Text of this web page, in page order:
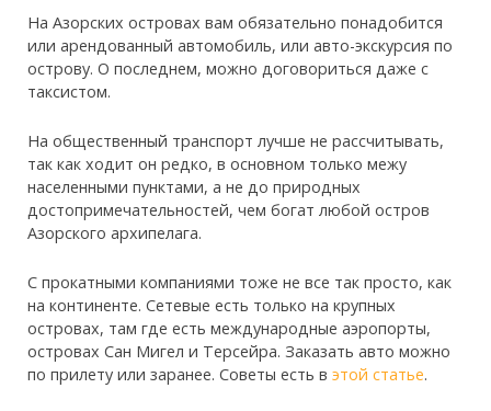
На Азорских островах вам обязательно понадобится
или арендованный автомобиль, или авто-экскурсия по
острову. О последнем, можно договориться даже с
таксистом.
На общественный транспорт лучше не рассчитывать,
так как ходит он редко, в основном только межу
населенными пунктами, а не до природных
достопримечательностей, чем богат любой остров
Азорского архипелага.
С прокатными компаниями тоже не все так просто, как
на континенте. Сетевые есть только на крупных
островах, там где есть международные аэропорты,
островах Сан Мигел и Терсейра. Заказать авто можно
по прилету или заранее. Советы есть в этой статье.